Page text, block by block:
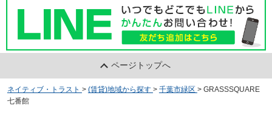
ページトップへ
ネイティブ・トラスト > (賃貸)地域から探す > 千葉市緑区 > GRASSSQUARE
七番館